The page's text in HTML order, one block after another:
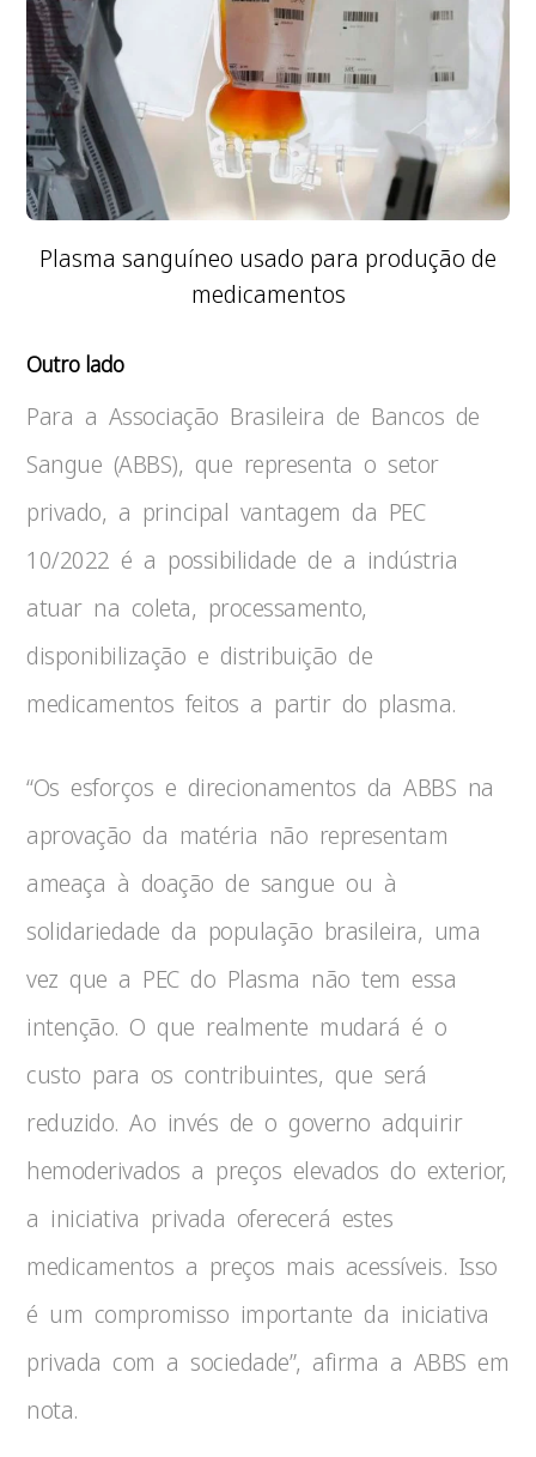
Plasma sanguíneo usado para produção de
medicamentos
Outro lado
Para a Associação Brasileira de Bancos de
Sangue (ABBS), que representa o setor
privado, a principal vantagem da PEC
10/2022 é a possibilidade de a indústria
atuar na coleta, processamento,
disponibilização e distribuição de
medicamentos feitos a partir do plasma.
“Os esforços e direcionamentos da ABBS na
aprovação da matéria não representam
ameaça à doação de sangue ou à
solidariedade da população brasileira, uma
vez que a PEC do Plasma não tem essa
intenção. O que realmente mudará é o
custo para os contribuintes, que será
reduzido. Ao invés de o governo adquirir
hemoderivados a preços elevados do exterior,
a iniciativa privada oferecerá estes
medicamentos a preços mais acessíveis. Isso
é um compromisso importante da iniciativa
privada com a sociedade”, afirma a ABBS em
nota.